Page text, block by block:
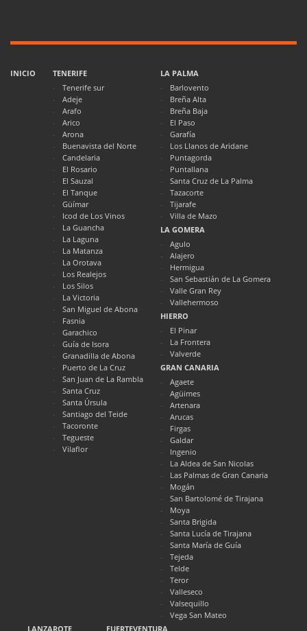
INICIO
TENERIFE
Tenerife sur
Adeje
Arafo
Arico
Arona
Buenavista del Norte
Candelaria
El Rosario
El Sauzal
El Tanque
Güímar
Icod de Los Vinos
La Guancha
La Laguna
La Matanza
La Orotava
Los Realejos
Los Silos
La Victoria
San Miguel de Abona
Fasnia
Garachico
Guía de Isora
Granadilla de Abona
Puerto de La Cruz
San Juan de La Rambla
Santa Cruz
Santa Úrsula
Santiago del Teide
Tacoronte
Tegueste
Vilaflor
LA PALMA
Barlovento
Breña Alta
Breña Baja
El Paso
Garafía
Los Llanos de Aridane
Puntagorda
Puntallana
Santa Cruz de La Palma
Tazacorte
Tijarafe
Villa de Mazo
LA GOMERA
Agulo
Alajero
Hermigua
San Sebastián de La Gomera
Valle Gran Rey
Vallehermoso
HIERRO
El Pinar
La Frontera
Valverde
GRAN CANARIA
Agaete
Agüimes
Artenara
Arucas
Firgas
Galdar
Ingenio
La Aldea de San Nicolas
Las Palmas de Gran Canaria
Mogán
San Bartolomé de Tirajana
Moya
Santa Brigida
Santa Lucía de Tirajana
Santa María de Guía
Tejeda
Telde
Teror
Valleseco
Valsequillo
Vega San Mateo
LANZAROTE
FUERTEVENTURA